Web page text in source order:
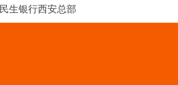
民生银行西安总部